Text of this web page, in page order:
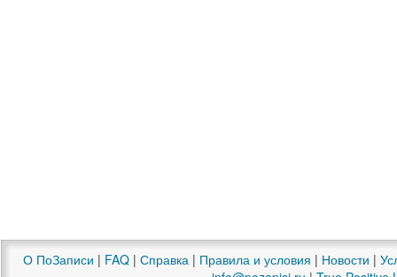
О ПоЗаписи | FAQ | Справка | Правила и условия | Новости |